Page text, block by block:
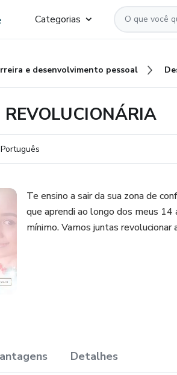
Categorias
e desenvolvimento pessoal
Português
Te ensino a sair da sua zona de
que aprendi ao longo dos meus
mínimo. Vamos juntas revolucionar
Detalhes